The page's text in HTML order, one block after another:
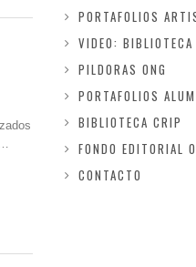
PORTAFOLIOS
VIDEO: BIBLIOTECA
PILDORAS ONG
PORTAFOLIOS
BIBLIOTECA CRIP
FONDO EDITORIAL
CONTACTO